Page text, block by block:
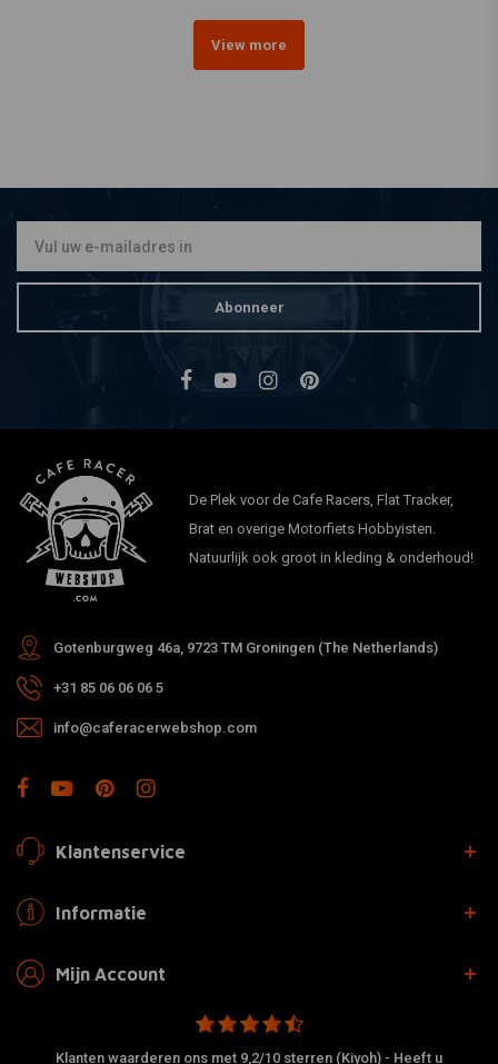
View more
Abonneer
De Plek voor de Cafe Racers, Flat Tracker,
Brat en overige Motorfiets Hobbyisten.
Natuurlijk ook groot in kleding & onderhoud!
Gotenburgweg 46a, 9723 TM Groningen (The Netherlands)
+31 85 06 06 06 5
info@caferacerwebshop.com
Klantenservice
Informatie
Mijn Account
Klanten waarderen ons met 9,2/10 sterren (Kiyoh) - Heeft u